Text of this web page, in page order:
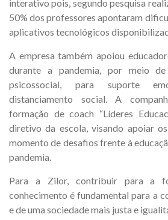
interativo pois, segundo pesquisa
50% dos professores apontaram
aplicativos tecnológicos
A empresa também apoiou
durante a pandemia, por meio
psicossocial, para suporte
distanciamento social. A
formação de coach “Líderes
diretivo da escola, visando apoiar
momento de desafios frente à
pandemia.
Para a Zilor, contribuir para a
conhecimento é fundamental para a
e de uma sociedade mais justa e